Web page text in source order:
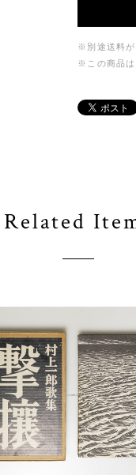
※別途送料が
※この商品は
Related